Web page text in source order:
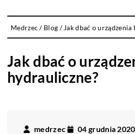
Medrzec / Blog / Jak dbać o
Jak dbać o
hydrauliczne?
medrzec
04 grudnia 2020